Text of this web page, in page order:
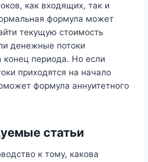
как входящих, так и
формула может
текущую стоимость
денежные потоки
конец периода. Но если
приходятся на начало
формула аннуитетного
статьи
к тому, какова